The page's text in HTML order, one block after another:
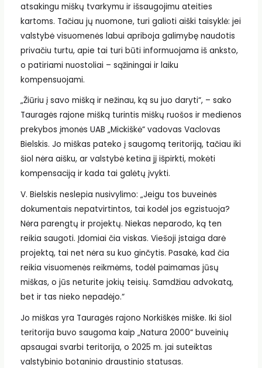
atsakingu miškų tvarkymu ir išsaugojimu ateities
kartoms. Tačiau jų nuomone, turi galioti aiški taisyklė: jei
valstybė visuomenės labui apriboja galimybę naudotis
privačiu turtu, apie tai turi būti informuojama iš anksto,
o patiriami nuostoliai – sąžiningai ir laiku
kompensuojami.
„Žiūriu į savo mišką ir nežinau, ką su juo daryti“, – sako
Tauragės rajone mišką turintis miškų ruošos ir medienos
prekybos įmonės UAB „Mickiškė“ vadovas Vaclovas
Bielskis. Jo miškas pateko į saugomą teritoriją, tačiau iki
šiol nėra aišku, ar valstybė ketina jį išpirkti, mokėti
kompensaciją ir kada tai galėtų įvykti.
V. Bielskis neslepia nusivylimo: „Jeigu tos buveinės
dokumentais nepatvirtintos, tai kodėl jos egzistuoja?
Nėra parengtų ir projektų. Niekas neparodo, ką ten
reikia saugoti. Įdomiai čia viskas. Viešoji įstaiga darė
projektą, tai net nėra su kuo ginčytis. Pasakė, kad čia
reikia visuomenės reikmėms, todėl paimamas jūsų
miškas, o jūs neturite jokių teisių. Samdžiau advokatą,
bet ir tas nieko nepadėjo.“
Jo miškas yra Tauragės rajono Norkiškės miške. Iki šiol
teritorija buvo saugoma kaip „Natura 2000“ buveinių
apsaugai svarbi teritorija, o 2025 m. jai suteiktas
valstybinio botaninio draustinio statusas.